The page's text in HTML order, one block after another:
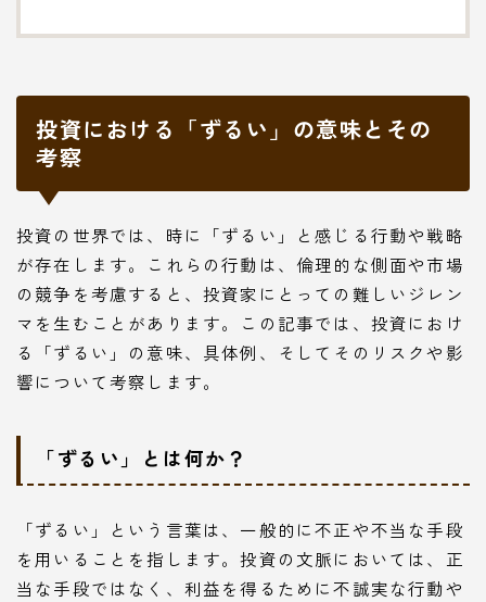
投資における「ずるい」の意味とその
考察
投資の世界では、時に「ずるい」と感じる行動や戦略
が存在します。これらの行動は、倫理的な側面や市場
の競争を考慮すると、投資家にとっての難しいジレン
マを生むことがあります。この記事では、投資におけ
る「ずるい」の意味、具体例、そしてそのリスクや影
響について考察します。
「ずるい」とは何か？
「ずるい」という言葉は、一般的に不正や不当な手段
を用いることを指します。投資の文脈においては、正
当な手段ではなく、利益を得るために不誠実な行動や